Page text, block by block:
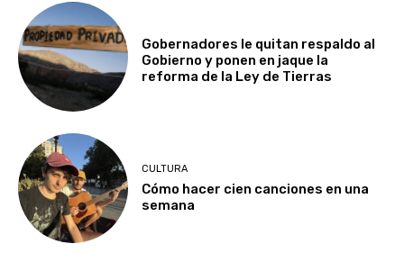
Gobernadores le quitan respaldo al
Gobierno y ponen en jaque la
reforma de la Ley de Tierras
CULTURA
Cómo hacer cien canciones en una
semana